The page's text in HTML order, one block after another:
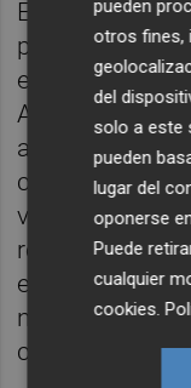
En la
precisamente,
es establecer
Alberto Alonso,
adecuada para
conflicto de
ventaja" que
embargo, la
no considera
conflicto" por
pueden
otros fines,
del
solo a este
pueden
lugar del
oponerse
Puede
cualquier
cookies.